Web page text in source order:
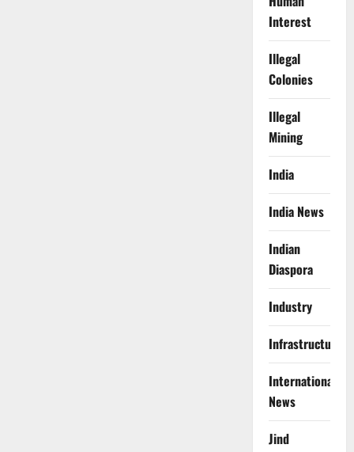
Interest
Illegal
Colonies
Illegal
Mining
India
India News
Indian
Diaspora
Industry
Infrastructure
International
News
Jind